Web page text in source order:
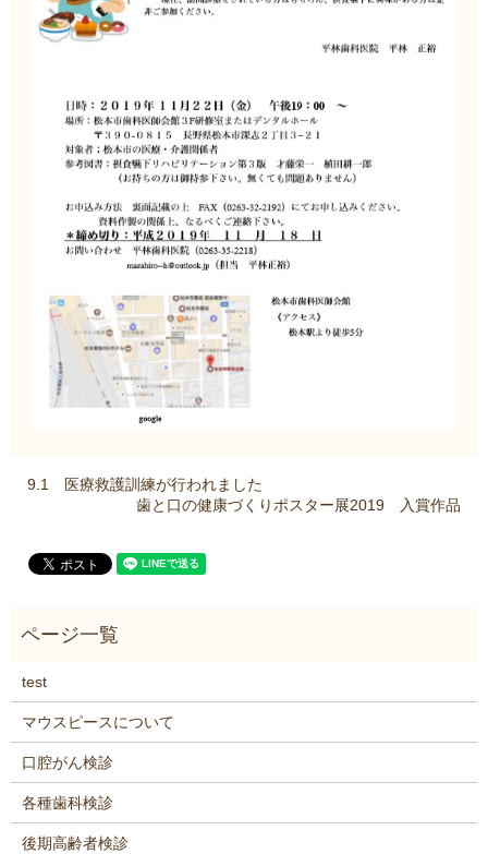
9.1 医療救護訓練が行われました
歯と口の健康づくりポスター展2019 入賞作品
test
マウスピースについて
口腔がん検診
各種歯科検診
後期高齢者検診